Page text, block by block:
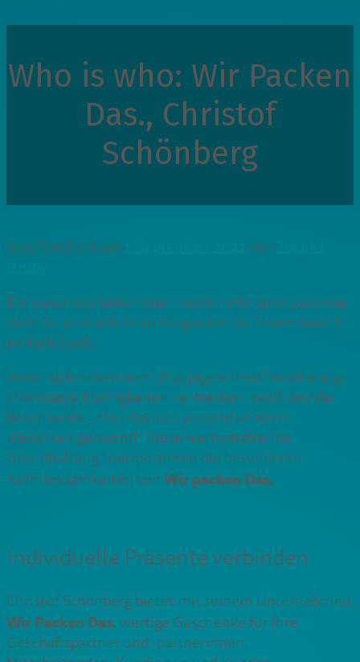
Who is who: Wir Packen
Das., Christof
Schönberg
Veröffentlicht am von
Ein Geschenk bekommen, noch nicht zu wissen was
darin ist und sich beim Auspacken zu freuen macht
einfach Spaß.
Wenn sich neben dem „Hauptgeschenk“ noch einige
charmante Kleinigkeiten verstecken, weiß der/die
Beschenkte: „Hier hat sich jemand wirklich
Gedanken gemacht!“ Diese wertschätzende
Grundhaltung transportieren die besonderen
Aufmerksamkeiten von Wir packen Das.
Individuelle Präsente verbinden
Christof Schönberg bietet mit seinem Unternehmen
Wir Packen Das. wertige Geschenke für Ihre
Geschäftspartner und -partnerinnen,